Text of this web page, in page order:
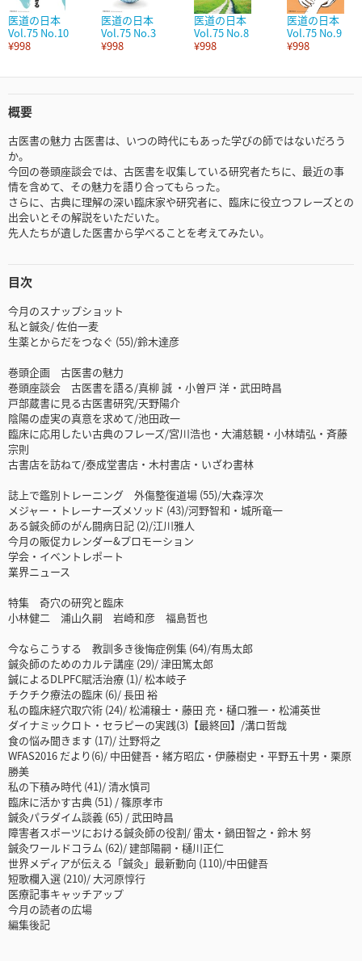
医道の日本
Vol.75 No.10
¥998
医道の日本
Vol.75 No.3
¥998
医道の日本
Vol.75 No.8
¥998
医道の日本
Vol.75 No.9
¥998
概要
古医書の魅力 古医書は、いつの時代にもあった学びの師ではないだろう
か。
今回の巻頭座談会では、古医書を収集している研究者たちに、最近の事
情を含めて、その魅力を語り合ってもらった。
さらに、古典に理解の深い臨床家や研究者に、臨床に役立つフレーズとの
出会いとその解説をいただいた。
先人たちが遺した医書から学べることを考えてみたい。
目次
今月のスナップショット
私と鍼灸/ 佐伯一麦
生薬とからだをつなぐ (55)/鈴木達彦
巻頭企画 古医書の魅力
巻頭座談会 古医書を語る/真柳 誠 ・小曽戸 洋・武田時昌
戸部蔵書に見る古医書研究/天野陽介
陰陽の虚実の真意を求めて/池田政一
臨床に応用したい古典のフレーズ/宮川浩也・大浦慈観・小林靖弘・斉藤
宗則
古書店を訪ねて/泰成堂書店・木村書店・いざわ書林
誌上で鑑別トレーニング 外傷整復道場 (55)/大森淳次
メジャー・トレーナーズメソッド (43)/河野智和・城所竜一
ある鍼灸師のがん闘病日記 (2)/江川雅人
今月の販促カレンダー&プロモーション
学会・イベントレポート
業界ニュース
特集 奇穴の研究と臨床
小林健二 浦山久嗣 岩崎和彦 福島哲也
今ならこうする 教訓多き後悔症例集 (64)/有馬太郎
鍼灸師のためのカルテ講座 (29)/ 津田篤太郎
鍼によるDLPFC賦活治療 (1)/ 松本岐子
チクチク療法の臨床 (6)/ 長田 裕
私の臨床経穴取穴術 (24)/ 松浦穣士・藤田 充・樋口雅一・松浦英世
ダイナミックロト・セラピーの実践(3)【最終回】/溝口哲哉
食の悩み聞きます (17)/ 辻野将之
WFAS2016 だより(6)/ 中田健吾・緒方昭広・伊藤樹史・平野五十男・栗原
勝美
私の下積み時代 (41)/ 清水慎司
臨床に活かす古典 (51) / 篠原孝市
鍼灸パラダイム談義 (65) / 武田時昌
障害者スポーツにおける鍼灸師の役割/ 雷太・鍋田智之・鈴木 努
鍼灸ワールドコラム (62)/ 建部陽嗣・樋川正仁
世界メディアが伝える「鍼灸」最新動向 (110)/中田健吾
短歌欄入選 (210)/ 大河原惇行
医療記事キャッチアップ
今月の読者の広場
編集後記